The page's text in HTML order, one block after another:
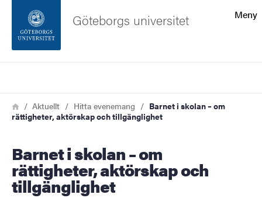
Sidfoten
Om webbplatsen
Meny
Göteborgs universitet
Länkstig
HemAktuellt Hitta evenemang
Barnet i skolan – om
rättigheter, aktörskap och tillgänglighet
Barnet i skolan – om
rättigheter, aktörskap och
tillgänglighet